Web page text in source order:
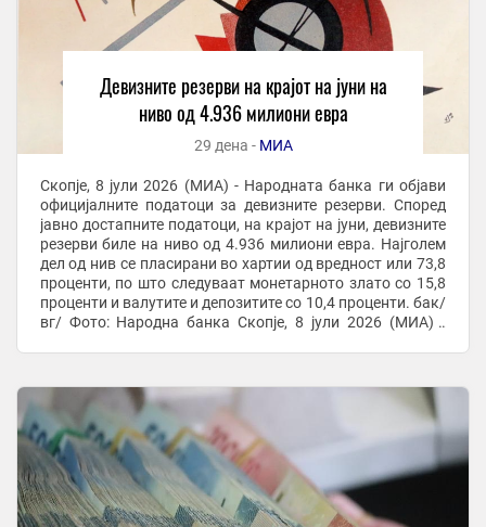
Девизните резерви на крајот на јуни на
ниво од 4.936 милиони евра
29 дена - МИА
Скопје, 8 јули 2026 (МИА) - Народната банка ги објави
официјалните податоци за девизните резерви. Според
јавно достапните податоци, на крајот на јуни, девизните
резерви биле на ниво од 4.936 милиони евра. Најголем
дел од нив се пласирани во хартии од вредност или 73,8
проценти, по што следуваат монетарното злато со 15,8
проценти и валутите и депозитите со 10,4 проценти. бак/
вг/ Фото: Народна банка Скопје, 8 јули 2026 (МИА) -